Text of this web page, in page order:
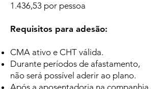
1.436,53 por pessoa
Requisitos para adesão:
CMA ativo e CHT válida.
Durante períodos de afastamento,
não será possível aderir ao plano.
Após a aposentadoria na companhia,